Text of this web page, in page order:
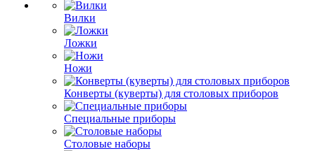
Вилки
Ложки
Ножи
Конверты (куверты) для столовых приборов
Специальные приборы
Столовые наборы